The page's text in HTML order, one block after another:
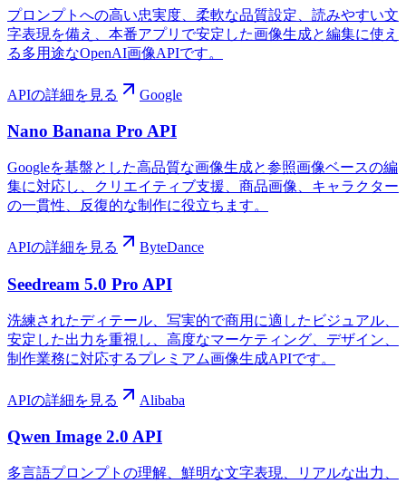
プロンプトへの高い忠実度、柔軟な品質設定、読みやすい文
字表現を備え、本番アプリで安定した画像生成と編集に使え
る多用途なOpenAI画像APIです。
APIの詳細を見る Google
Nano Banana Pro API
Googleを基盤とした高品質な画像生成と参照画像ベースの編
集に対応し、クリエイティブ支援、商品画像、キャラクター
の一貫性、反復的な制作に役立ちます。
APIの詳細を見る ByteDance
Seedream 5.0 Pro API
洗練されたディテール、写実的で商用に適したビジュアル、
安定した出力を重視し、高度なマーケティング、デザイン、
制作業務に対応するプレミアム画像生成APIです。
APIの詳細を見る Alibaba
Qwen Image 2.0 API
多言語プロンプトの理解、鮮明な文字表現、リアルな出力、